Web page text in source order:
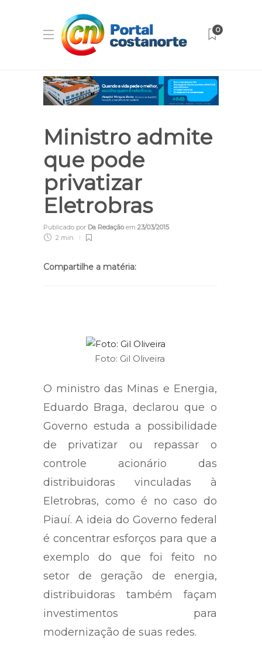
0
Ministro admite
que pode
privatizar
Eletrobras
Publicado por Da Redaçãoem 23/03/2015
2 min
Compartilhe a matéria:
Foto: Gil Oliveira
O ministro das Minas e Energia,
Eduardo Braga, declarou que o
Governo estuda a possibilidade
de privatizar ou repassar o
controle acionário das
distribuidoras vinculadas à
Eletrobras, como é no caso do
Piauí. A ideia do Governo federal
é concentrar esforços para que a
exemplo do que foi feito no
setor de geração de energia,
distribuidoras também façam
investimentos para
modernização de suas redes.